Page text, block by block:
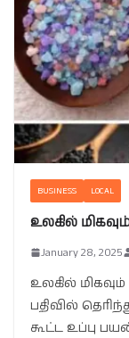
BUSINESS LOCAL
உலகில்
January 28, 2025
உலகில்
பதிவில்
கூட்ட உப்பு